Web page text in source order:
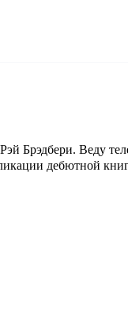
Брэдбери. Веду
дебютной